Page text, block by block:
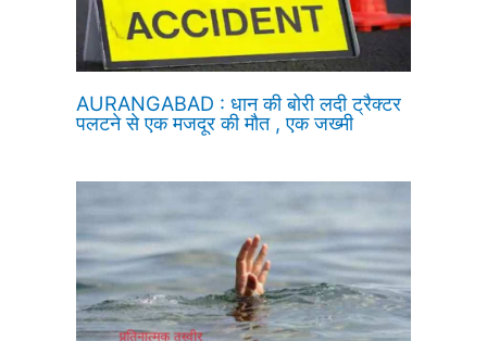
AURANGABAD : धान की बोरी लदी ट्रैक्टर
पलटने से एक मजदूर की मौत , एक जख्मी